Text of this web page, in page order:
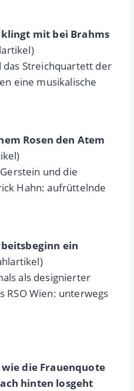
mit bei Brahms
das Streichquartett der
eine musikalische
Rosen den Atem
und die
Hahn: aufrüttelnde
ein
als designierter
RSO Wien: unterwegs
die Frauenquote
hinten losgeht